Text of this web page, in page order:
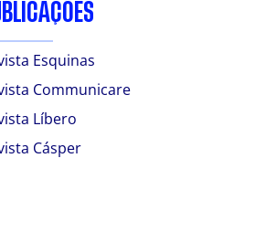
Esquinas
Communicare
Líbero
Cásper